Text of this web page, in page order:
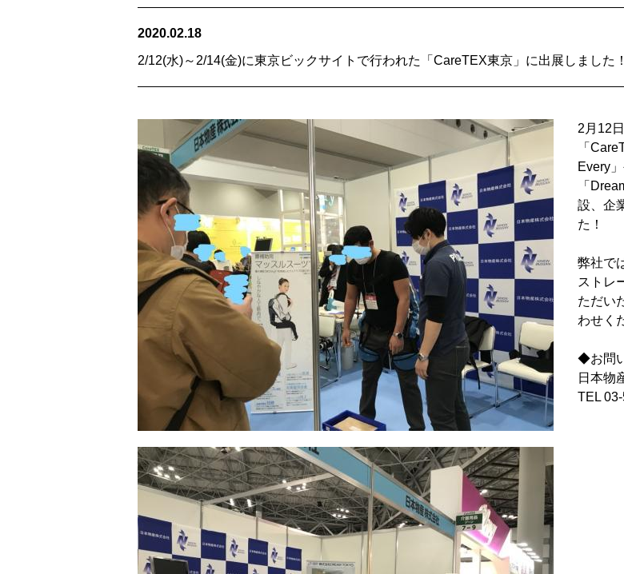
2020.02.18
2/12(水)～2/14(金)に東京ビックサイトで行われた「CareTEX東京」に出展しました！
2月12
「
Every
「
設、企
た！
弊社で
ストレ
ただい
わせく
◆お問
日本物
TEL